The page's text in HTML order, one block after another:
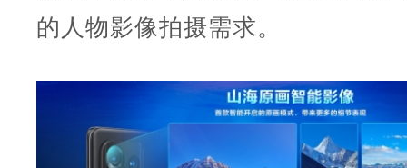
的人物影像拍摄需求。